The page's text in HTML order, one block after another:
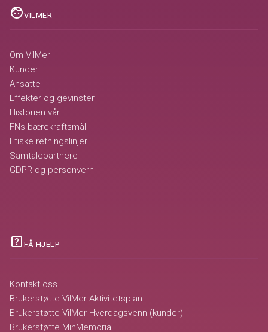
faceVILMER
Om VilMer
Kunder
Ansatte
Effekter og gevinster
Historien vår
FNs bærekraftsmål
Etiske retningslinjer
Samtalepartnere
GDPR og personvern
help_center FÅ HJELP
Kontakt oss
Brukerstøtte VilMer Aktivitetsplan
Brukerstøtte VilMer Hverdagsvenn (kunder)
Brukerstøtte MinMemoria